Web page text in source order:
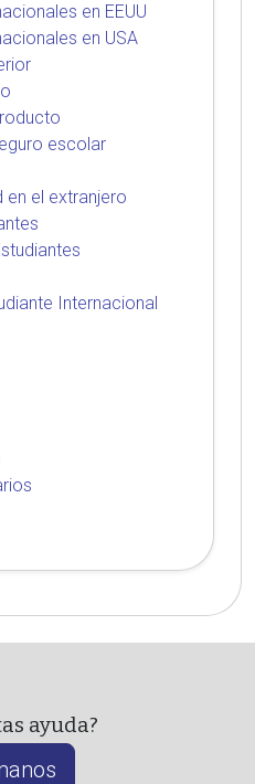
en EEUU
en USA
escolar
en el extranjero
Internacional
ayuda?